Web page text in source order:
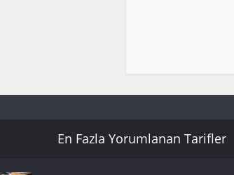
En Fazla Yorumlanan Tarifler